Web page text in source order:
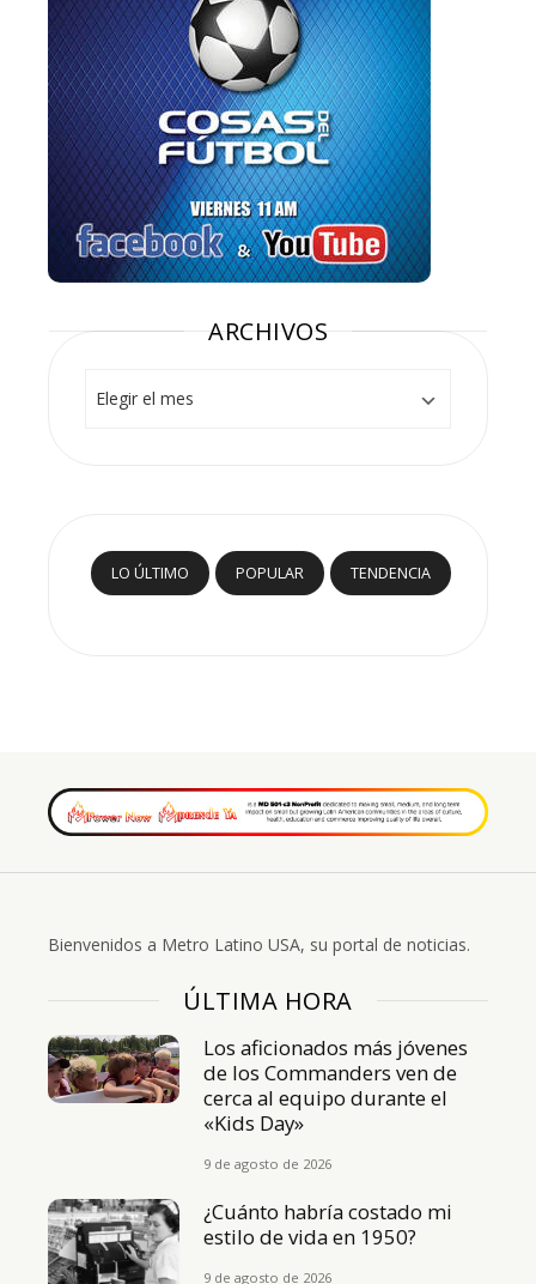
ARCHIVOS
LO ÚLTIMO POPULAR TENDENCIA
Bienvenidos a Metro Latino USA, su portal de noticias.
ÚLTIMA HORA
Los aficionados más jóvenes
de los Commanders ven de
cerca al equipo durante el
«Kids Day»
9 de agosto de 2026
¿Cuánto habría costado mi
estilo de vida en 1950?
9 de agosto de 2026